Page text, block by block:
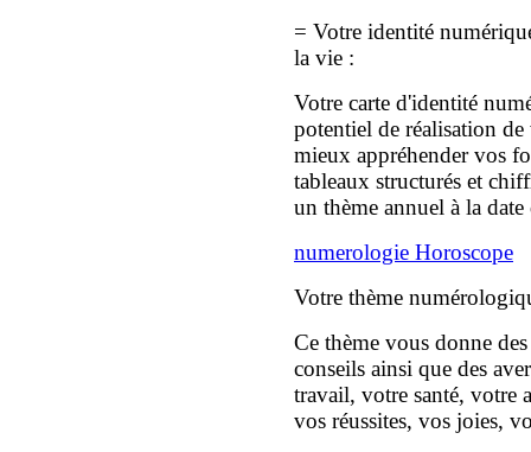
= Votre identité
la vie :
Votre carte d'identité
potentiel de réalisation
mieux appréhender vos
tableaux structurés et
un thème annuel à la
numerologie Horoscope
Votre thème
Ce thème vous donne
conseils ainsi que des
travail, votre santé, votre
vos réussites, vos joies,